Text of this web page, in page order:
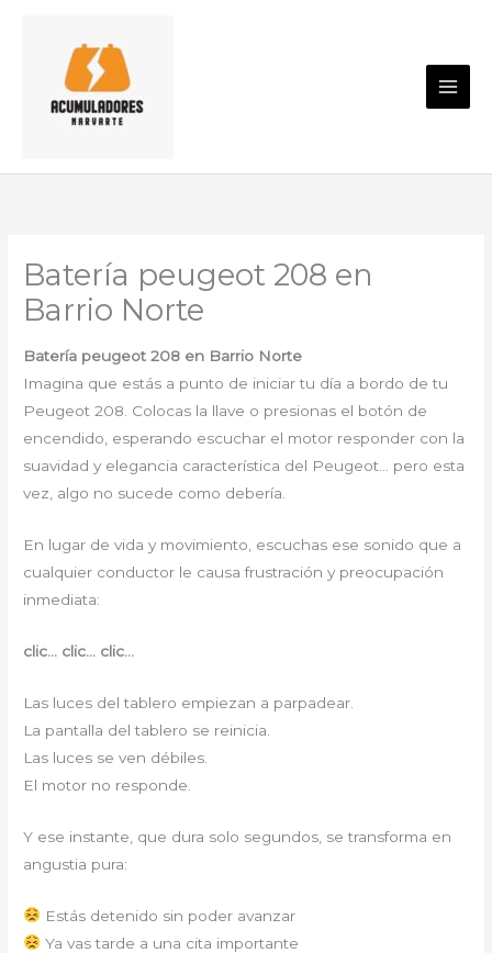
contenido
Batería peugeot 208 en
Barrio Norte
Batería peugeot 208 en Barrio Norte
Imagina que estás a punto de iniciar tu día a bordo de tu
Peugeot 208. Colocas la llave o presionas el botón de
encendido, esperando escuchar el motor responder con la
suavidad y elegancia característica del Peugeot… pero esta
vez, algo no sucede como debería.
En lugar de vida y movimiento, escuchas ese sonido que a
cualquier conductor le causa frustración y preocupación
inmediata:
clic… clic… clic…
Las luces del tablero empiezan a parpadear.
La pantalla del tablero se reinicia.
Las luces se ven débiles.
El motor no responde.
Y ese instante, que dura solo segundos, se transforma en
angustia pura:
Estás detenido sin poder avanzar
Ya vas tarde a una cita importante